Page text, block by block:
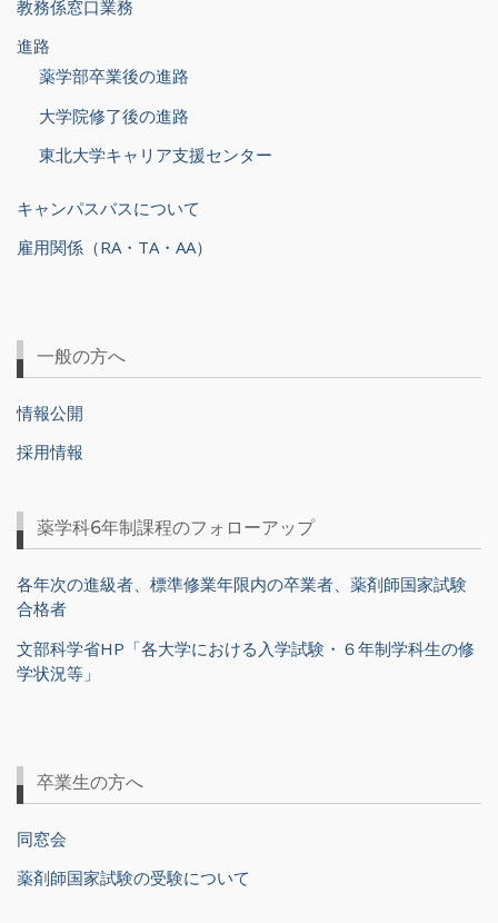
教務係窓口業務
進路
薬学部卒業後の進路
大学院修了後の進路
東北大学キャリア支援センター
キャンパスバスについて
雇用関係（RA・TA・AA）
一般の方へ
情報公開
採用情報
薬学科6年制課程のフォローアップ
各年次の進級者、標準修業年限内の卒業者、薬剤師国家試験
合格者
文部科学省HP「各大学における入学試験・６年制学科生の修
学状況等」
卒業生の方へ
同窓会
薬剤師国家試験の受験について